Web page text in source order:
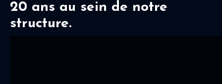
20 ans au sein de notre
structure.